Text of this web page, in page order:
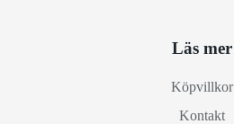
Läs mer
Köpvillkor
Kontakt